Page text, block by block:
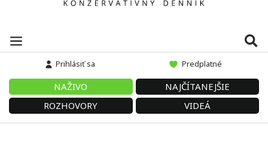
Prihlásiť sa Predplatné
NAŽIVO
NAJČÍTANEJŠIE
ROZHOVORY
VIDEÁ